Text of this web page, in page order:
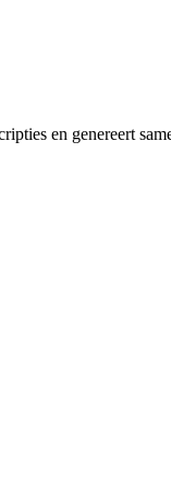
en genereert